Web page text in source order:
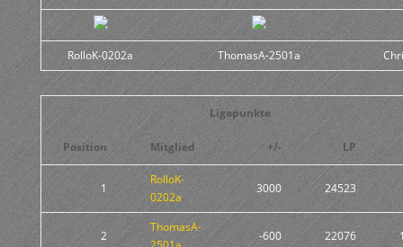
RolloK-0202a ThomasA-2501a
Ligapunkte
Position Mitglied +/- LP
1
RolloK-
0202a
3000 24523
2
ThomasA-
-600 22076